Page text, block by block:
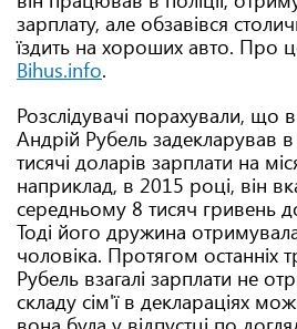
зарплату, але обзавівся
їздить на хороших авто. Про
Bihus.info.
Розслідувачі порахували, що
Андрій Рубель задекларував
тисячі доларів зарплати на
наприклад, в 2015 році, він
середньому 8 тисяч гривень
Тоді його дружина
чоловіка. Протягом останніх
Рубель взагалі зарплати не
складу сім'ї в деклараціях